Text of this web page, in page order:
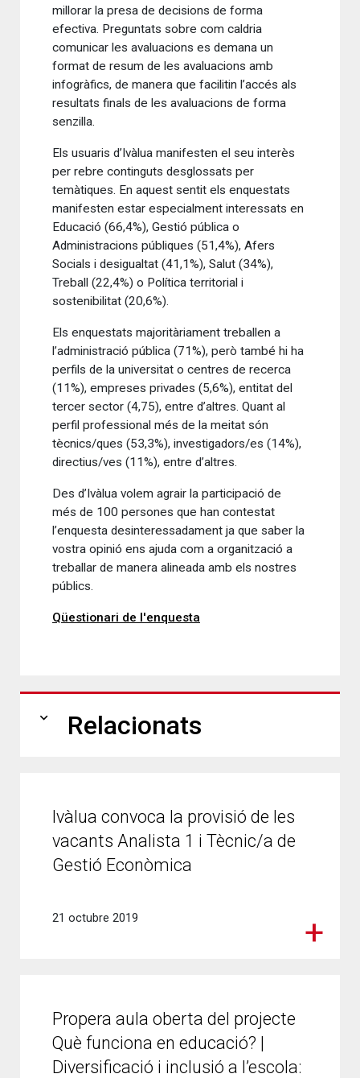
millorar la presa de decisions de forma
efectiva. Preguntats sobre com caldria
comunicar les avaluacions es demana un
format de resum de les avaluacions amb
infogràfics, de manera que facilitin l’accés als
resultats finals de les avaluacions de forma
senzilla.
Els usuaris d’Ivàlua manifesten el seu interès
per rebre continguts desglossats per
temàtiques. En aquest sentit els enquestats
manifesten estar especialment interessats en
Educació (66,4%), Gestió pública o
Administracions públiques (51,4%), Afers
Socials i desigualtat (41,1%), Salut (34%),
Treball (22,4%) o Política territorial i
sostenibilitat (20,6%).
Els enquestats majoritàriament treballen a
l’administració pública (71%), però també hi ha
perfils de la universitat o centres de recerca
(11%), empreses privades (5,6%), entitat del
tercer sector (4,75), entre d’altres. Quant al
perfil professional més de la meitat són
tècnics/ques (53,3%), investigadors/es (14%),
directius/ves (11%), entre d’altres.
Des d’Ivàlua volem agrair la participació de
més de 100 persones que han contestat
l’enquesta desinteressadament ja que saber la
vostra opinió ens ajuda com a organització a
treballar de manera alineada amb els nostres
públics.
Qüestionari de l'enquesta
expand_more Relacionats
Ivàlua convoca la provisió de les
vacants Analista 1 i Tècnic/a de
Gestió Econòmica
21 octubre 2019
Propera aula oberta del projecte
Què funciona en educació? |
Diversificació i inclusió a l’escola: